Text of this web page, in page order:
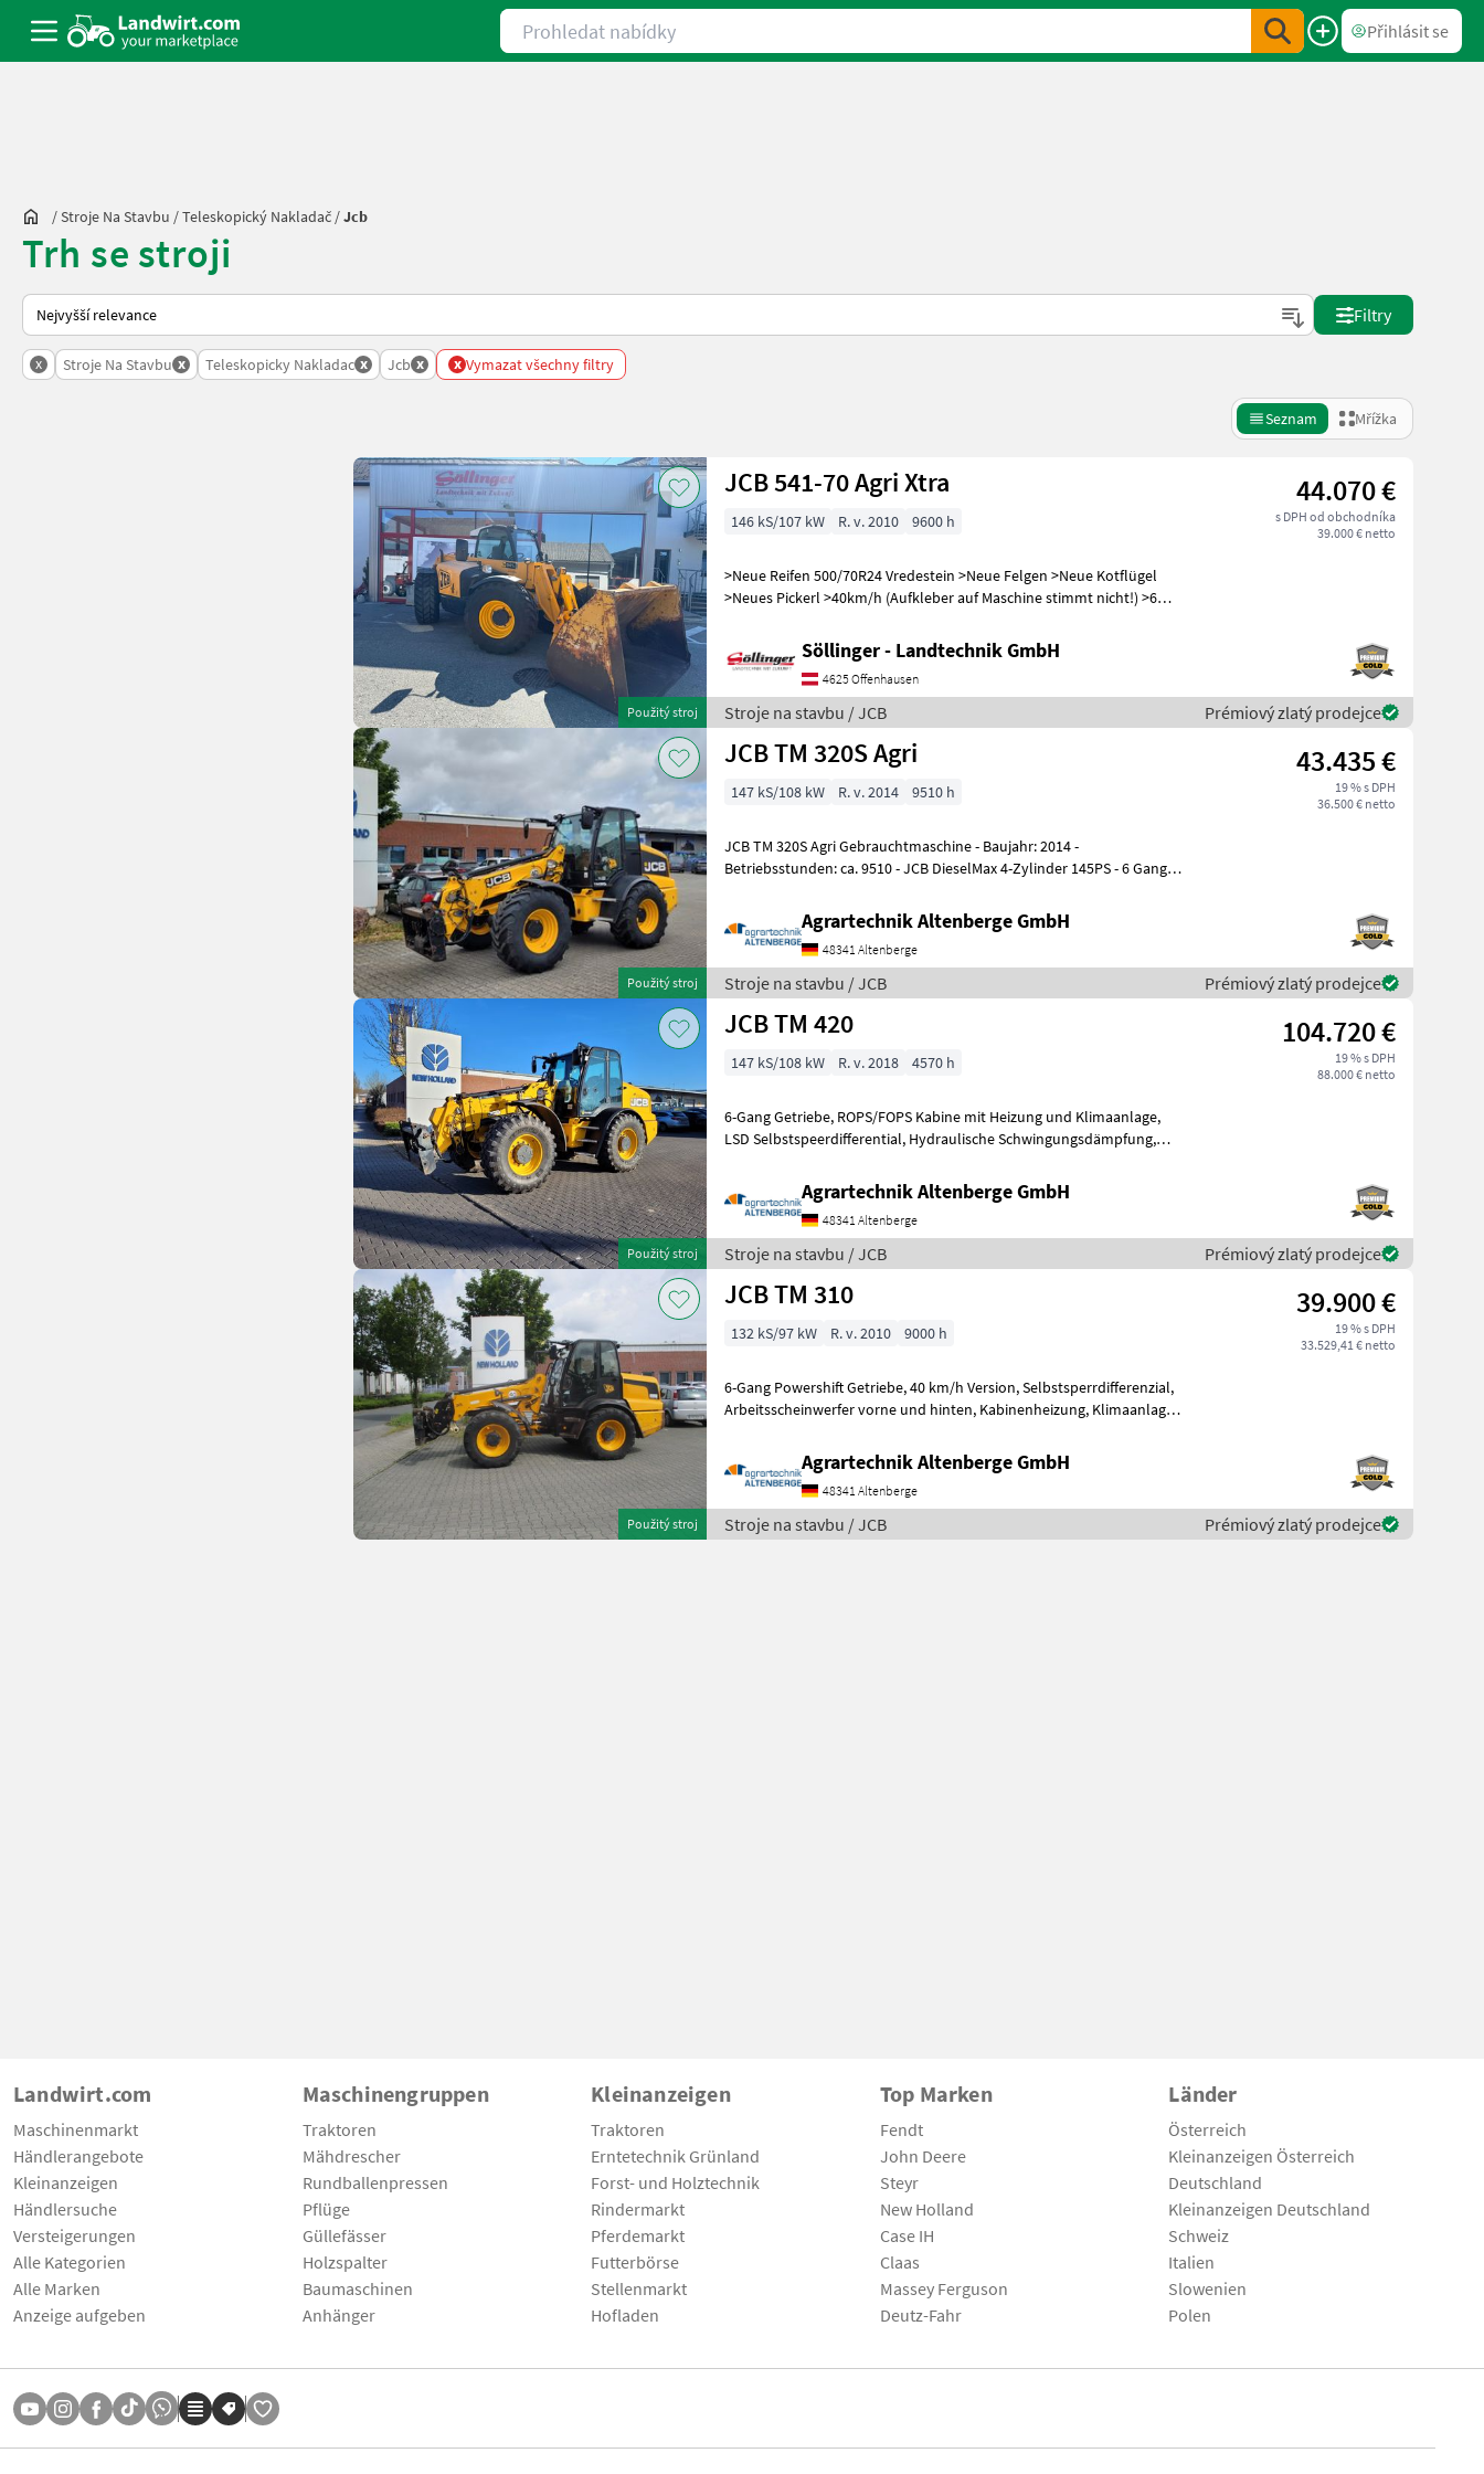
Prohledat nabídky
Přihlásit se
/Stroje Na Stavbu /Teleskopický Nakladač /Jcb
Trh se stroji
Takto se řadí nabídky na Landwirt.com
Filtry
x Stroje Na Stavbu x Teleskopicky Nakladac x Jcb x x Vymazat všechny filtry
Seznam Mřížka
Použitý stroj
JCB 541-70 Agri Xtra 44.070 €
s DPH od obchodníka
39.000 € netto
146 kS/107 kW R. v. 2010 9600 h
>Neue Reifen 500/70R24 Vredestein >Neue Felgen >Neue Kotflügel
>Neues Pickerl >40km/h (Aufkleber auf Maschine stimmt nicht!) >6
Söllinger - Landtechnik GmbH
4625 Offenhausen
Stroje na stavbu / JCB Prémiový zlatý prodejce
Použitý stroj
JCB TM 320S Agri 43.435 €
19 % s DPH
36.500 € netto
147 kS/108 kW R. v. 2014 9510 h
JCB TM 320S Agri Gebrauchtmaschine - Baujahr: 2014 -
Betriebsstunden: ca. 9510 - JCB DieselMax 4-Zylinder 145PS - 6 Gang
Agrartechnik Altenberge GmbH
48341 Altenberge
Stroje na stavbu / JCB Prémiový zlatý prodejce
Použitý stroj
JCB TM 420 104.720 €
19 % s DPH
88.000 € netto
147 kS/108 kW R. v. 2018 4570 h
6-Gang Getriebe, ROPS/FOPS Kabine mit Heizung und Klimaanlage,
LSD Selbstspeerdifferential, Hydraulische Schwingungsdämpfung,
Agrartechnik Altenberge GmbH
48341 Altenberge
Stroje na stavbu / JCB Prémiový zlatý prodejce
Použitý stroj
JCB TM 310 39.900 €
19 % s DPH
33.529,41 € netto
132 kS/97 kW R. v. 2010 9000 h
6-Gang Powershift Getriebe, 40 km/h Version, Selbstsperrdifferenzial,
Arbeitsscheinwerfer vorne und hinten, Kabinenheizung, Klimaanlage,
Agrartechnik Altenberge GmbH
48341 Altenberge
Stroje na stavbu / JCB Prémiový zlatý prodejce
Landwirt.com
Maschinenmarkt
Händlerangebote
Kleinanzeigen
Händlersuche
Versteigerungen
Alle Kategorien
Alle Marken
Anzeige aufgeben
Maschinengruppen
Traktoren
Mähdrescher
Rundballenpressen
Pflüge
Güllefässer
Holzspalter
Baumaschinen
Anhänger
Kleinanzeigen
Traktoren
Erntetechnik Grünland
Forst- und Holztechnik
Rindermarkt
Pferdemarkt
Futterbörse
Stellenmarkt
Hofladen
Top Marken
Fendt
John Deere
Steyr
New Holland
Case IH
Claas
Massey Ferguson
Deutz-Fahr
Länder
Österreich
Kleinanzeigen Österreich
Deutschland
Kleinanzeigen Deutschland
Schweiz
Italien
Slowenien
Polen